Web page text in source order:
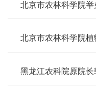
北京市农林科学院
北京市农林科学院
黑龙江农科院原院